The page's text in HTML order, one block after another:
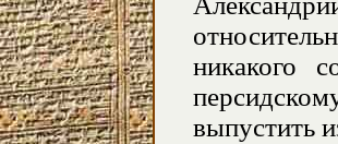
никакого
выпустить